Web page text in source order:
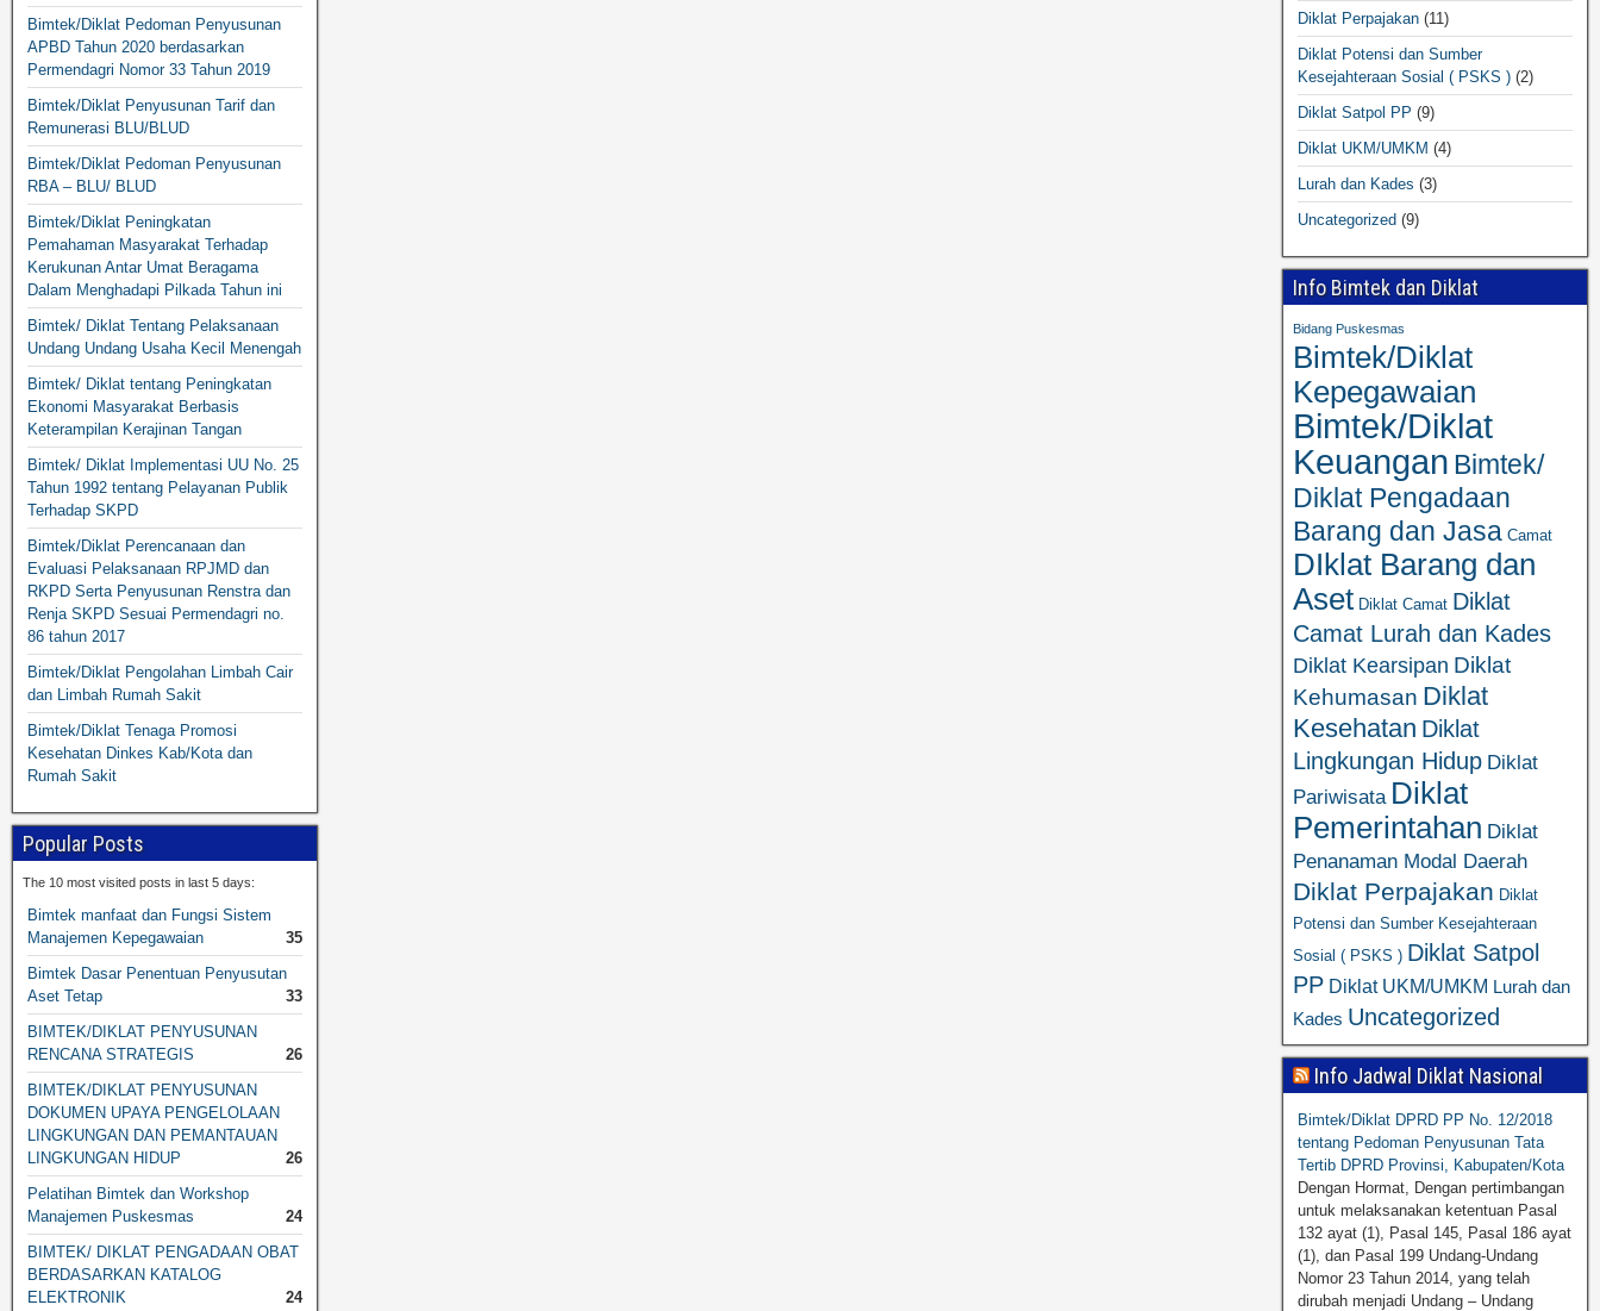
Bimtek/Diklat Pedoman Penyusunan
APBD Tahun 2020 berdasarkan
Permendagri Nomor 33 Tahun 2019
Bimtek/Diklat Penyusunan Tarif dan
Remunerasi BLU/BLUD
Bimtek/Diklat Pedoman Penyusunan
RBA – BLU/ BLUD
Bimtek/Diklat Peningkatan
Pemahaman Masyarakat Terhadap
Kerukunan Antar Umat Beragama
Dalam Menghadapi Pilkada Tahun ini
Bimtek/ Diklat Tentang Pelaksanaan
Undang Undang Usaha Kecil Menengah
Bimtek/ Diklat tentang Peningkatan
Ekonomi Masyarakat Berbasis
Keterampilan Kerajinan Tangan
Bimtek/ Diklat Implementasi UU No. 25
Tahun 1992 tentang Pelayanan Publik
Terhadap SKPD
Bimtek/Diklat Perencanaan dan
Evaluasi Pelaksanaan RPJMD dan
RKPD Serta Penyusunan Renstra dan
Renja SKPD Sesuai Permendagri no.
86 tahun 2017
Bimtek/Diklat Pengolahan Limbah Cair
dan Limbah Rumah Sakit
Bimtek/Diklat Tenaga Promosi
Kesehatan Dinkes Kab/Kota dan
Rumah Sakit
Popular Posts
The 10 most visited posts in last 5 days:
Bimtek manfaat dan Fungsi Sistem
Manajemen Kepegawaian
35
Bimtek Dasar Penentuan Penyusutan
Aset Tetap
33
BIMTEK/DIKLAT PENYUSUNAN
RENCANA STRATEGIS
26
BIMTEK/DIKLAT PENYUSUNAN
DOKUMEN UPAYA PENGELOLAAN
LINGKUNGAN DAN PEMANTAUAN
LINGKUNGAN HIDUP
26
Pelatihan Bimtek dan Workshop
Manajemen Puskesmas
24
BIMTEK/ DIKLAT PENGADAAN OBAT
BERDASARKAN KATALOG
ELEKTRONIK
24
Diklat Perpajakan (11)
Diklat Potensi dan Sumber
Kesejahteraan Sosial ( PSKS ) (2)
Diklat Satpol PP (9)
Diklat UKM/UMKM (4)
Lurah dan Kades (3)
Uncategorized (9)
Info Bimtek dan Diklat
Bidang Puskesmas
Bimtek/Diklat
Kepegawaian
Bimtek/Diklat
Keuangan Bimtek/
Diklat Pengadaan
Barang dan Jasa Camat
DIklat Barang dan
Aset Diklat Camat Diklat
Camat Lurah dan Kades
Diklat Kearsipan Diklat
Kehumasan Diklat
Kesehatan Diklat
Lingkungan Hidup Diklat
Pariwisata Diklat
Pemerintahan Diklat
Penanaman Modal Daerah
Diklat Perpajakan Diklat
Potensi dan Sumber Kesejahteraan
Sosial ( PSKS ) Diklat Satpol
PP Diklat UKM/UMKM Lurah dan
Kades Uncategorized
Info Jadwal Diklat Nasional
Bimtek/Diklat DPRD PP No. 12/2018
tentang Pedoman Penyusunan Tata
Tertib DPRD Provinsi, Kabupaten/Kota
Dengan Hormat, Dengan pertimbangan
untuk melaksanakan ketentuan Pasal
132 ayat (1), Pasal 145, Pasal 186 ayat
(1), dan Pasal 199 Undang-Undang
Nomor 23 Tahun 2014, yang telah
dirubah menjadi Undang – Undang